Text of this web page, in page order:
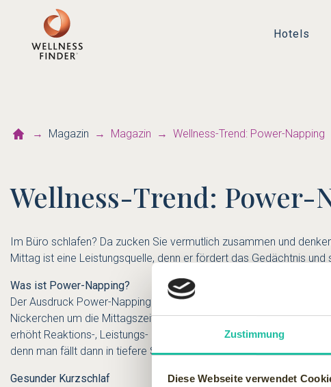
Zustimmung
Diese Webseite verwendet
Hotels
Magazin Magazin Wellness-Trend: Power-Napping
Wellness-Trend: Power-
Im Büro schlafen? Da zucken Sie vermutlich zusammen und
Mittag ist eine Leistungsquelle, denn er fördert das Gedächtnis
Was ist Power-Napping?
Der Ausdruck Power-Napping leitet sich aus dem Englischen von
Nickerchen um die Mittagszeit kann die Produktivität eines
erhöht Reaktions-, Leistungs- und Konzentrationsfähigkeit
denn man fällt dann in tiefere Schlafphasen und ist danach nicht
Gesunder Kurzschlaf